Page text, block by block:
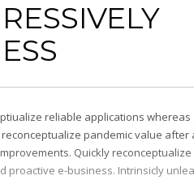
reliable applications
reconceptualize pandemic value after
Quickly
proactive e-business. Intrinsicly